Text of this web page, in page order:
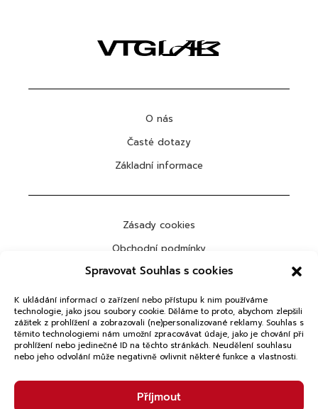
Spravovat Souhlas s cookies
K ukládání informací o zařízení nebo přístupu k nim používáme
technologie, jako jsou soubory cookie. Děláme to proto, abychom zlepšili
zážitek z prohlížení a zobrazovali (ne)personalizované reklamy. Souhlas s
těmito technologiemi nám umožní zpracovávat údaje, jako je chování při
prohlížení nebo jedinečné ID na těchto stránkách. Neudělení souhlasu
nebo jeho odvolání může negativně ovlivnit některé funkce a vlastnosti.
Příjmout
O nás
Časté dotazy
Základní informace
Zásady cookies
Obchodní podmínky
Ochrana osobních údajů
ODEBÍRAT
Copyright © 2026 VTGLAB. Všechna práva vyhrazena.
Powered byStudio Lonel